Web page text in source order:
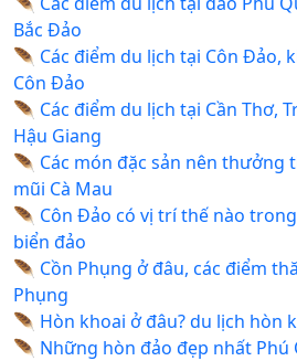
Bắc Đảo
🪶 Các điểm du lịch tại Côn Đảo,
Côn Đảo
🪶 Các điểm du lịch tại Cần Thơ,
Hậu Giang
🪶 Các món đặc sản nên thưởng
mũi Cà Mau
🪶 Côn Đảo có vị trí thế nào
biển đảo
🪶 Cồn Phụng ở đâu, các điểm
Phụng
🪶 Hòn khoai ở đâu? du lịch hòn
🪶 Những hòn đảo đẹp nhất Phú